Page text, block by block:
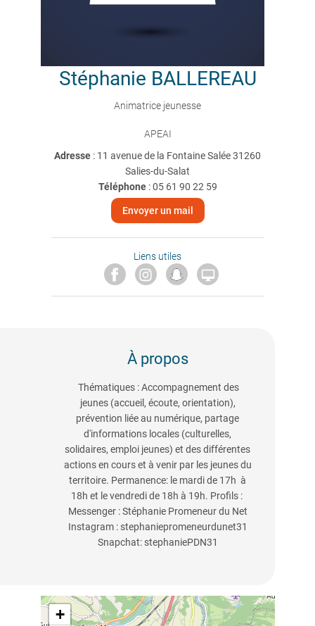
Stéphanie BALLEREAU
Animatrice jeunesse
APEAI
Adresse : 11 avenue de la Fontaine Salée 31260
Salies-du-Salat
Téléphone:05 61 90 22 59
Envoyer un mail
Liens utiles

À propos
Thématiques : Accompagnement des
jeunes (accueil, écoute, orientation),
prévention liée au numérique, partage
d'informations locales (culturelles,
solidaires, emploi jeunes) et des différentes
actions en cours et à venir par les jeunes du
territoire. Permanence: le mardi de 17h à
18h et le vendredi de 18h à 19h. Profils :
Messenger : Stéphanie Promeneur du Net
Instagram : stephaniepromeneurdunet31
Snapchat: stephaniePDN31
+